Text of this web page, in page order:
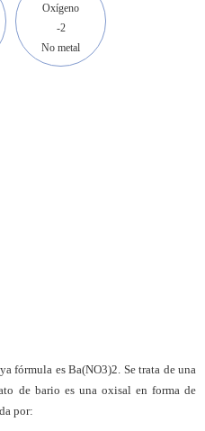
Oxígeno
-2
No metal
fórmula es Ba(NO3)2. Se trata de una
de bario es una oxisal en forma de
por: